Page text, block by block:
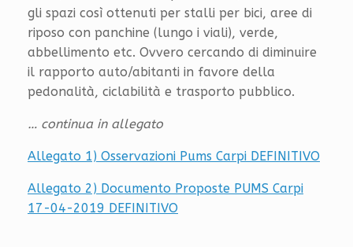
gli spazi così ottenuti per stalli per bici, aree di
riposo con panchine (lungo i viali), verde,
abbellimento etc. Ovvero cercando di diminuire
il rapporto auto/abitanti in favore della
pedonalità, ciclabilità e trasporto pubblico.
… continua in allegato
Allegato 1) Osservazioni Pums Carpi DEFINITIVO
Allegato 2) Documento Proposte PUMS Carpi
17-04-2019 DEFINITIVO